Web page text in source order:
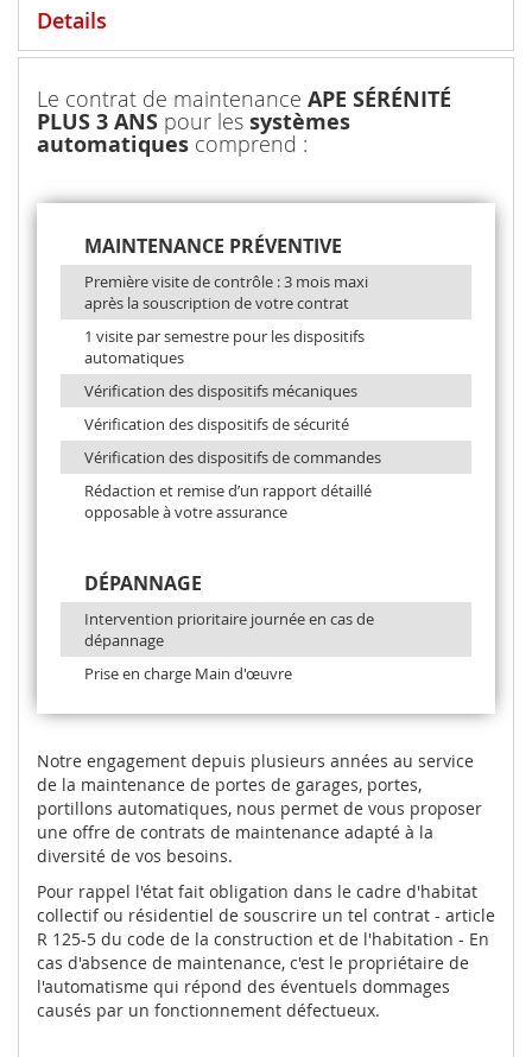
Details
Le contrat de maintenance APE SÉRÉNITÉ
PLUS 3 ANS pour les systèmes
automatiques comprend :
MAINTENANCE PRÉVENTIVE
Première visite de contrôle : 3 mois maxi
après la souscription de votre contrat
1 visite par semestre pour les dispositifs
automatiques
Vérification des dispositifs mécaniques
Vérification des dispositifs de sécurité
Vérification des dispositifs de commandes
Rédaction et remise d’un rapport détaillé
opposable à votre assurance
DÉPANNAGE
Intervention prioritaire journée en cas de
dépannage
Prise en charge Main d'œuvre
Notre engagement depuis plusieurs années au service
de la maintenance de portes de garages, portes,
portillons automatiques, nous permet de vous proposer
une offre de contrats de maintenance adapté à la
diversité de vos besoins.
Pour rappel l'état fait obligation dans le cadre d'habitat
collectif ou résidentiel de souscrire un tel contrat - article
R 125-5 du code de la construction et de l'habitation - En
cas d'absence de maintenance, c'est le propriétaire de
l'automatisme qui répond des éventuels dommages
causés par un fonctionnement défectueux.